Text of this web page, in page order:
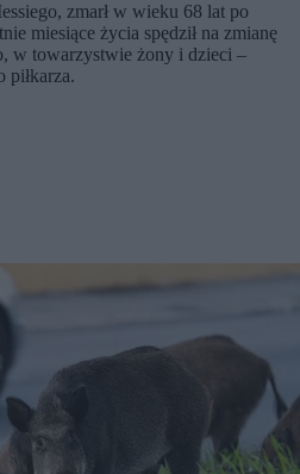
zmarł w wieku 68 lat po
miesiące życia spędził na zmianę
w towarzystwie żony i dzieci –
piłkarza.